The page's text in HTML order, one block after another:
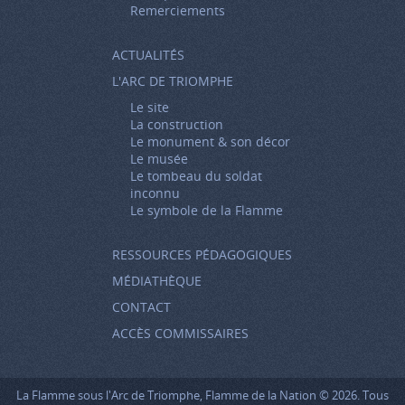
Remerciements
ACTUALITÉS
L'ARC DE TRIOMPHE
Le site
La construction
Le monument & son décor
Le musée
Le tombeau du soldat
inconnu
Le symbole de la Flamme
RESSOURCES PÉDAGOGIQUES
MÉDIATHÈQUE
CONTACT
ACCÈS COMMISSAIRES
La Flamme sous l'Arc de Triomphe, Flamme de la Nation © 2026. Tous